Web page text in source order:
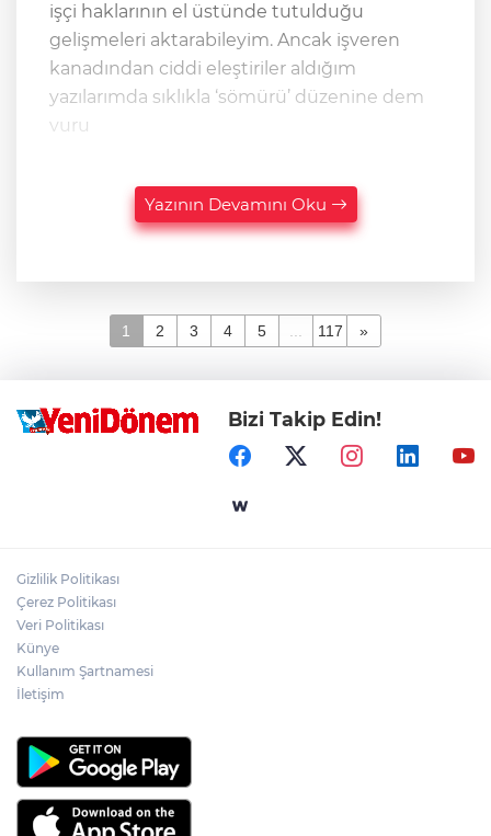
işçi haklarının el üstünde tutulduğu
gelişmeleri aktarabileyim. Ancak işveren
kanadından ciddi eleştiriler aldığım
yazılarımda sıklıkla ‘sömürü’ düzenine dem
vuru
Yazının Devamını Oku
1 2 3 4 5 117 »
Bizi Takip Edin!
Gizlilik Politikası
Çerez Politikası
Veri Politikası
Künye
Kullanım Şartnamesi
İletişim